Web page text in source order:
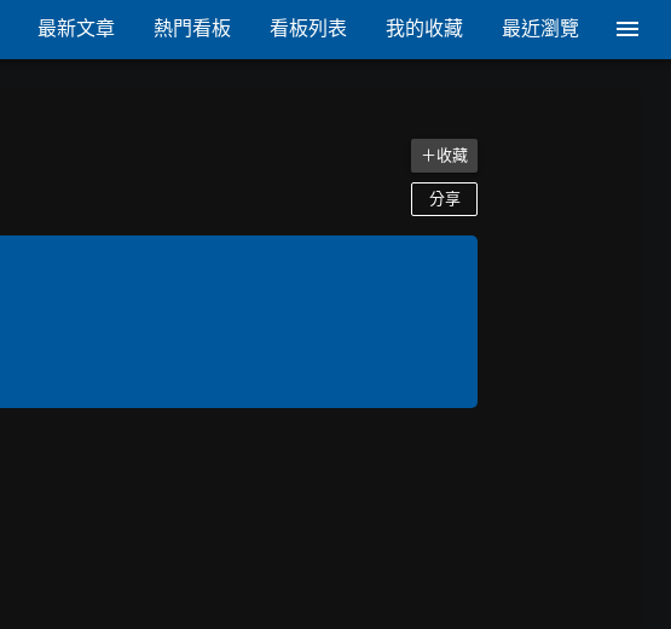
最新文章 熱門看板 看板列表 我的收藏 最近瀏覽
＋收藏
分享